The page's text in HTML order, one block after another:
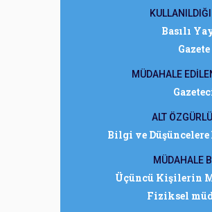
Basılı
Gazete
MÜDAHALE
ALT
Bilgi ve
MÜDAHALE
Üçüncü Kişilerin
Fiziksel